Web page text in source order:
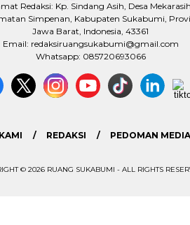
Redaksi: Kp. Sindang Asih, Desa
Simpenan, Kabupaten Sukabumi,
Jawa Barat, Indonesia, 43361
Email: redaksiruangsukabumi@gmail.com
Whatsapp: 085720693066
REDAKSI PEDOMAN
© 2026 RUANG SUKABUMI - ALL RIGHTS